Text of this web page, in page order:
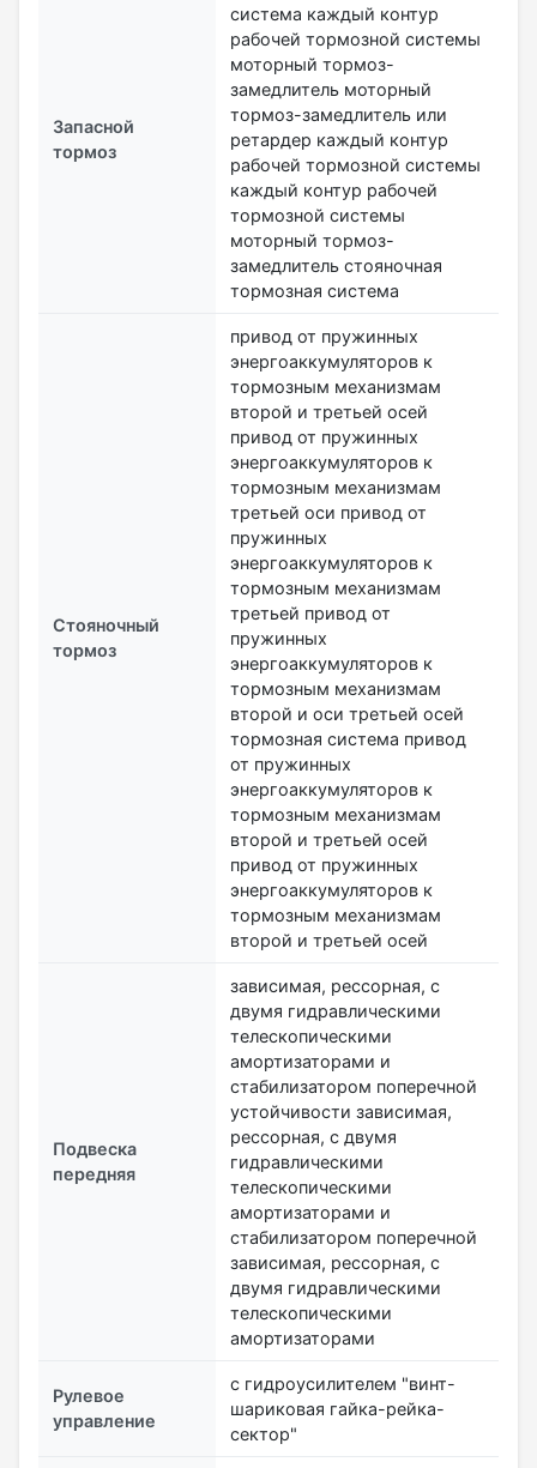
Запасной
тормоз
система каждый контур
рабочей тормозной системы
моторный тормоз-
замедлитель моторный
тормоз-замедлитель или
ретардер каждый контур
рабочей тормозной системы
каждый контур рабочей
тормозной системы
моторный тормоз-
замедлитель стояночная
тормозная система
Стояночный
тормоз
привод от пружинных
энергоаккумуляторов к
тормозным механизмам
второй и третьей осей
привод от пружинных
энергоаккумуляторов к
тормозным механизмам
третьей оси привод от
пружинных
энергоаккумуляторов к
тормозным механизмам
третьей привод от
пружинных
энергоаккумуляторов к
тормозным механизмам
второй и оси третьей осей
тормозная система привод
от пружинных
энергоаккумуляторов к
тормозным механизмам
второй и третьей осей
привод от пружинных
энергоаккумуляторов к
тормозным механизмам
второй и третьей осей
Подвеска
передняя
зависимая, рессорная, с
двумя гидравлическими
телескопическими
амортизаторами и
стабилизатором поперечной
устойчивости зависимая,
рессорная, с двумя
гидравлическими
телескопическими
амортизаторами и
стабилизатором поперечной
зависимая, рессорная, с
двумя гидравлическими
телескопическими
амортизаторами
Рулевое
управление
с гидроусилителем "винт-
шариковая гайка-рейка-
сектор"